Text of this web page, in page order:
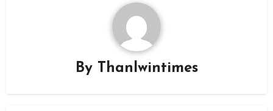
By Thanlwintimes